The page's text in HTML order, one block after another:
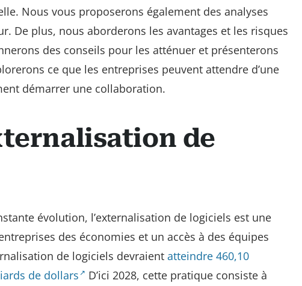
Nous vous proposerons également des analyses
De plus, nous aborderons les avantages et les risques
des conseils pour les atténuer et présenterons
ce que les entreprises peuvent attendre d’une
démarrer une collaboration.
de
évolution, l’externalisation de logiciels est une
des économies et un accès à des équipes
de logiciels devraient atteindre 460,10
de dollars
D’ici 2028, cette pratique consiste à